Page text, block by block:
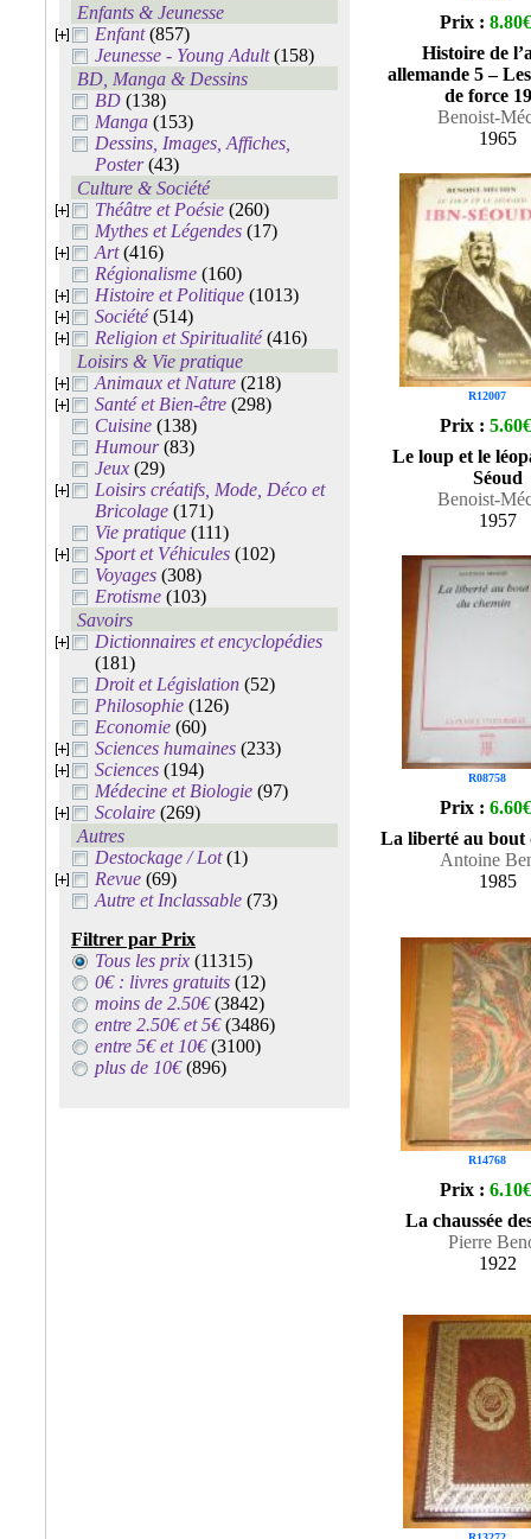
Enfants & Jeunesse
Enfant(857)
Jeunesse - Young Adult(158)
BD, Manga & Dessins
BD (138)
Manga (153)
Dessins, Images, Affiches,
Poster(43)
Culture & Société
Théâtre et Poésie (260)
Mythes et Légendes (17)
Art(416)
Régionalisme (160)
Histoire et Politique (1013)
Société(514)
Religion et Spiritualité(416)
Loisirs & Vie pratique
Animaux et Nature (218)
Santé et Bien-être (298)
Cuisine (138)
Humour(83)
Jeux (29)
Loisirs créatifs, Mode, Déco et
Bricolage (171)
Vie pratique (111)
Sport et Véhicules (102)
Voyages (308)
Erotisme (103)
Savoirs
Dictionnaires et encyclopédies
(181)
Droit et Législation (52)
Philosophie (126)
Economie (60)
Sciences humaines (233)
Sciences (194)
Médecine et Biologie (97)
Scolaire (269)
Autres
Destockage / Lot(1)
Revue (69)
Autre et Inclassable (73)
Filtrer par Prix
Tous les prix (11315)
0€ : livres gratuits (12)
moins de 2.50€(3842)
entre 2.50€ et 5€(3486)
entre 5€ et 10€(3100)
plus de 10€(896)
Prix : 8.80€
Histoire de
allemande 5 –
de force
Benoist-
1965
R12007
Prix : 5.60€
Le loup et le
Séoud
Benoist-
1957
R08758
Prix : 6.60€
La liberté au bout
Antoine
1985
R14768
Prix : 6.10€
La chaussée
Pierre
1922